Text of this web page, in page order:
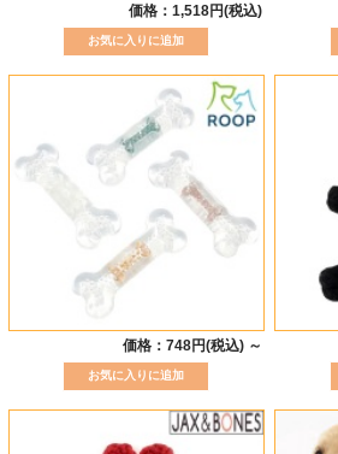
価格：1,518円(税込)
価格：748円(税込) ～